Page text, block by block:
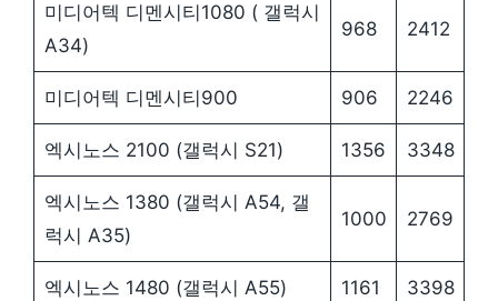
미디어텍 디멘시티1080 ( 갤럭시
A34)
968 2412
미디어텍 디멘시티900 906 2246
엑시노스 2100 (갤럭시 S21) 1356 3348
엑시노스 1380 (갤럭시 A54, 갤
럭시 A35)
1000 2769
엑시노스 1480 (갤럭시 A55) 1161 3398